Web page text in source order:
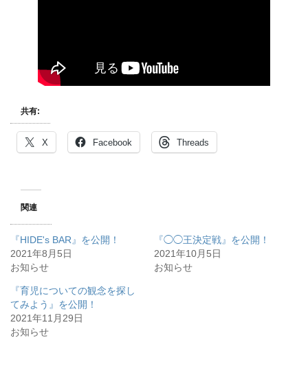
共有:
X Facebook Threads
関連
『HIDE's BAR』を公開！
2021年8月5日
お知らせ
『◯◯王決定戦』を公開！
2021年10月5日
お知らせ
『育児についての観念を探し
てみよう』を公開！
2021年11月29日
お知らせ